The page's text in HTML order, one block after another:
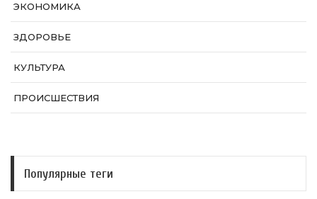
ЭКОНОМИКА
ЗДОРОВЬЕ
КУЛЬТУРА
ПРОИСШЕСТВИЯ
Популярные теги